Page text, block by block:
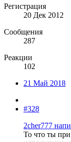
Регистрация
20 Дек 2012
Сообщения
287
Реакции
102
21 Май 2018
#328
2cher777
То что ты